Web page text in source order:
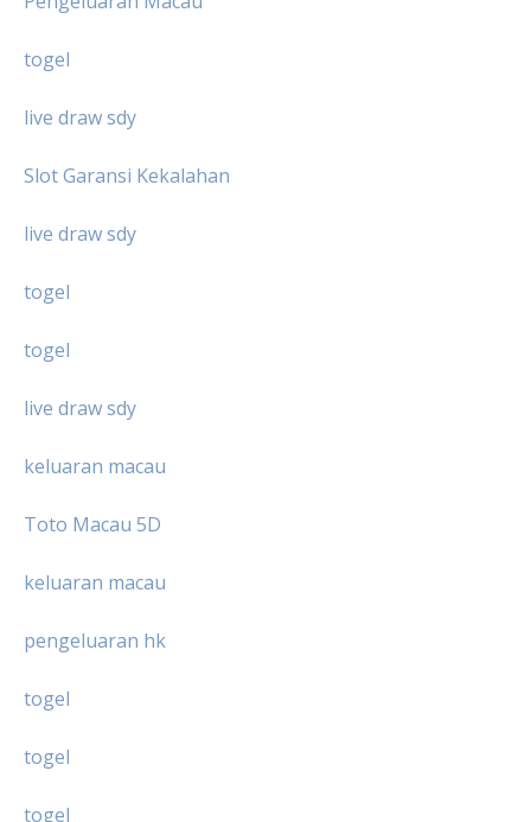
togel
live draw sdy
Slot Garansi Kekalahan
live draw sdy
togel
togel
live draw sdy
keluaran macau
Toto Macau 5D
keluaran macau
pengeluaran hk
togel
togel
togel